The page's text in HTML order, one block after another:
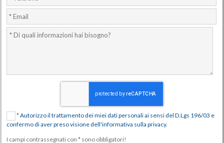
*Autorizzo il trattamento dei miei dati personali ai sensi del D.Lgs 196/03 e
confermo di aver preso visione dell'informativa sulla privacy.
I campi contrassegnati con * sono obbligatori!